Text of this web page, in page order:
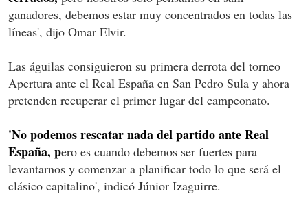
ganadores, debemos estar muy concentrados en todas las
líneas', dijo Omar Elvir.
Las águilas consiguieron su primera derrota del torneo
Apertura ante el Real España en San Pedro Sula y ahora
pretenden recuperar el primer lugar del campeonato.
'No podemos rescatar nada del partido ante Real
España, pero es cuando debemos ser fuertes para
levantarnos y comenzar a planificar todo lo que será el
clásico capitalino', indicó Júnior Izaguirre.